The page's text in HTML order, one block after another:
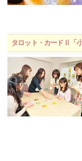
タロット・カードⅡ「